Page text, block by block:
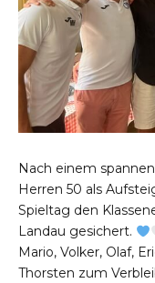
Nach einem
Herren 50 als
Spieltag den
Landau gesichert.
Mario, Volker, Olaf,
Thorsten zum